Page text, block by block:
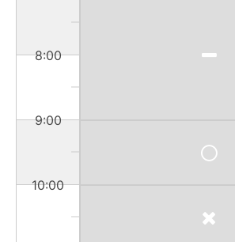
8:00
9:00
10:00